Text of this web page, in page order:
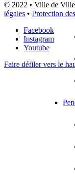
© 2022 • Ville de
légales • Protection
Facebook
Instagram
Youtube
Faire défiler vers le